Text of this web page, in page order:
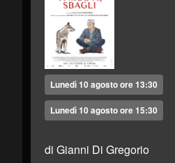
Lunedì 10 agosto ore 13:30
Lunedì 10 agosto ore 15:30
di Gianni Di Gregorio